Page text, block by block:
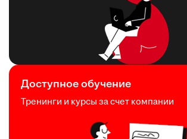
Доступное обучение
Тренинги и курсы за счет компании